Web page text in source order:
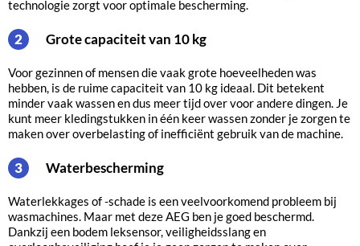
technologie zorgt voor optimale bescherming.
2 Grote capaciteit van 10 kg
Voor gezinnen of mensen die vaak grote hoeveelheden was
hebben, is de ruime capaciteit van 10 kg ideaal. Dit betekent
minder vaak wassen en dus meer tijd over voor andere dingen. Je
kunt meer kledingstukken in één keer wassen zonder je zorgen te
maken over overbelasting of inefficiënt gebruik van de machine.
3 Waterbescherming
Waterlekkages of -schade is een veelvoorkomend probleem bij
wasmachines. Maar met deze AEG ben je goed beschermd.
Dankzij een bodem leksensor, veiligheidsslang en